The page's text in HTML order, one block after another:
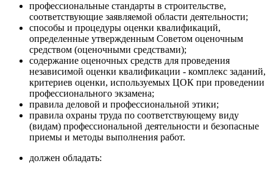
профессиональные стандарты в строительстве,
соответствующие заявляемой области деятельности;
способы и процедуры оценки квалификаций,
определенные утвержденным Советом оценочным
средством (оценочными средствами);
содержание оценочных средств для проведения
независимой оценки квалификации - комплекс заданий,
критериев оценки, используемых ЦОК при проведении
профессионального экзамена;
правила деловой и профессиональной этики;
правила охраны труда по соответствующему виду
(видам) профессиональной деятельности и безопасные
приемы и методы выполнения работ.
должен обладать: